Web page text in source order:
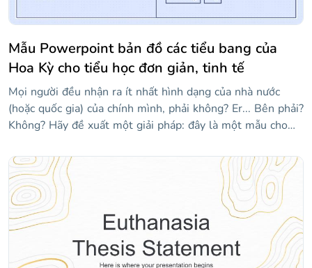
Mẫu Powerpoint bản đồ các tiểu bang của
Hoa Kỳ cho tiểu học đơn giản, tinh tế
Mọi người đều nhận ra ít nhất hình dạng của nhà nước
(hoặc quốc gia) của chính mình, phải không? Er... Bên phải?
Không? Hãy đề xuất một giải pháp: đây là một mẫu cho
giảng dạy tất cả 50 tiểu bang của Hoa Kỳ. Nó có nhiều bản
đồ của các tiểu bang khác nhau! Vì chúng tôi đã sử dụng
tông màu xanh lam, mọi thứ đều ổn, êm dịu, nhẹ nhàng...
Này, hãy thức dậy, chúng ta đang ở giữa lớp! Nếu bạn thấy
một số trạng thái bị thiếu, hãy kiểm tra các trang trình bày
ở cuối mẫu, nơi bạn sẽ tìm thấy các liên kết đến phần còn
lại của chúng!